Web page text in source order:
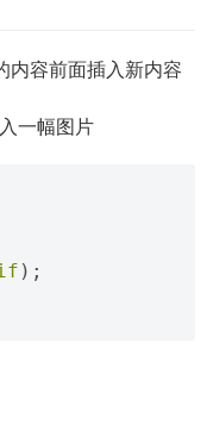
内容前面插入新内容
一幅图片
);